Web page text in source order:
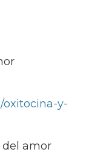
oxitocina-y-
del amor